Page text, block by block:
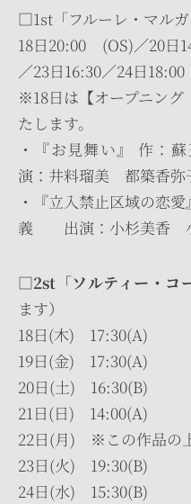
□1st「フルーレ・マルガ
18日20:00 (OS)／20日
／23日16:30／24日18:00
※18日は【オープニング
たします。
・『お見舞い』 作
演：井料瑠美 都築香
・『立入禁止区域の恋
義 出演：小杉美香
□2st「ソルティー・コー
ます）
18日(木) 17:30(A)
19日(金) 17:30(A)
20日(土) 16:30(B)
21日(日) 14:00(A)
22日(月) ※この作品の
23日(火) 19:30(B)
24日(水) 15:30(B)